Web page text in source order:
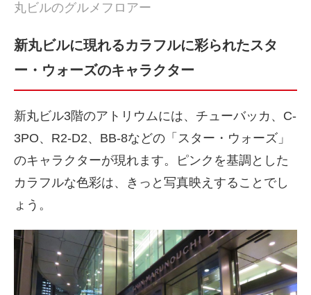
丸ビルのグルメフロアー
新丸ビルに現れるカラフルに彩られたスタ
ー・ウォーズのキャラクター
新丸ビル3階のアトリウムには、チューバッカ、C-
3PO、R2-D2、BB-8などの「スター・ウォーズ」
のキャラクターが現れます。ピンクを基調とした
カラフルな色彩は、きっと写真映えすることでし
ょう。